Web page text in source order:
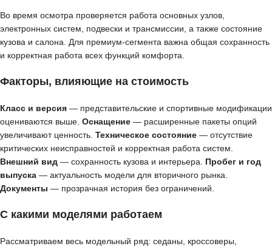
Во время осмотра проверяется работа основных узлов,
электронных систем, подвески и трансмиссии, а также состояние
кузова и салона. Для премиум-сегмента важна общая сохранность
и корректная работа всех функций комфорта.
Факторы, влияющие на стоимость
Класс и версия — представительские и спортивные модификации
оцениваются выше. Оснащение — расширенные пакеты опций
увеличивают ценность. Техническое состояние — отсутствие
критических неисправностей и корректная работа систем.
Внешний вид — сохранность кузова и интерьера. Пробег и год
выпуска — актуальность модели для вторичного рынка.
Документы — прозрачная история без ограничений.
С какими моделями работаем
Рассматриваем весь модельный ряд: седаны, кроссоверы,